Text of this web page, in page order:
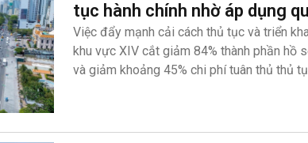
tục hành chính nhờ áp dụng
Việc đẩy mạnh cải cách thủ tục và triển
khu vực XIV cắt giảm 84% thành phần hồ
và giảm khoảng 45% chi phí tuân thủ thủ